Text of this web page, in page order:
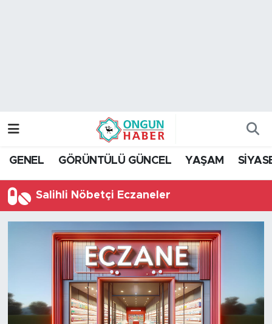
GENEL GÖRÜNTÜLÜ GÜNCEL YAŞAM
Salihli Nöbetçi Eczaneler
Trafik Durumu
Tüm Manşetler
Son Dakika Haberleri
Haber Arşivi